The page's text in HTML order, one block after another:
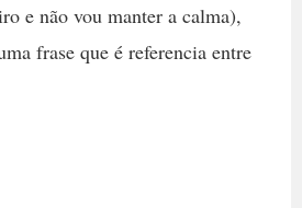
e não vou manter a calma),
frase que é referencia entre